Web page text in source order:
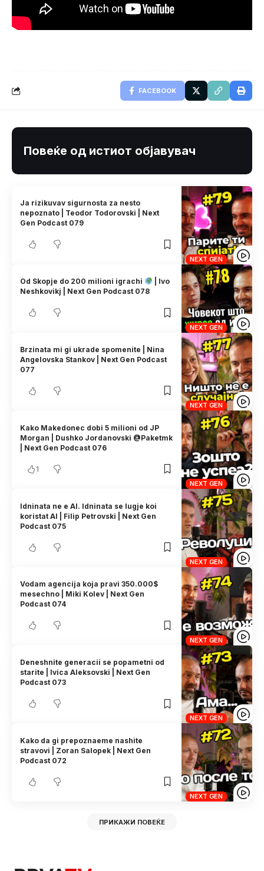
FACEBOOK
Повеќе од истиот објавувач
NEXT GEN
Ja rizikuvav sigurnosta za nesto
nepoznato | Teodor Todorovski | Next
Gen Podcast 079
NEXT GEN
Od Skopje do 200 milioni igrachi
| Ivo
Neshkovikj | Next Gen Podcast 078
NEXT GEN
Brzinata mi gi ukrade spomenite | Nina
Angelovska Stankov | Next Gen Podcast
077
NEXT GEN
Kako Makedonec dobi 5 milioni od JP
Morgan | Dushko Jordanovski @Paketmk
| Next Gen Podcast 076
1
NEXT GEN
Idninata ne e AI. Idninata se lugje koi
koristat AI | Filip Petrovski | Next Gen
Podcast 075
NEXT GEN
Vodam agencija koja pravi 350.000$
mesechno | Miki Kolev | Next Gen
Podcast 074
NEXT GEN
Deneshnite generacii se popametni od
starite | Ivica Aleksovski | Next Gen
Podcast 073
NEXT GEN
Kako da gi prepoznaeme nashite
stravovi | Zoran Salopek | Next Gen
Podcast 072
ПРИКАЖИ ПОВЕЌЕ